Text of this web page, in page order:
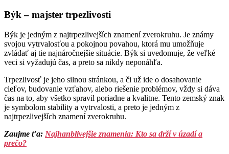
Býk – majster trpezlivosti
Býk je jedným z najtrpezlivejších znamení zverokruhu. Je známy
svojou vytrvalosťou a pokojnou povahou, ktorá mu umožňuje
zvládať aj tie najnáročnejšie situácie. Býk si uvedomuje, že veľké
veci si vyžadujú čas, a preto sa nikdy neponáhľa.
Trpezlivosť je jeho silnou stránkou, a či už ide o dosahovanie
cieľov, budovanie vzťahov, alebo riešenie problémov, vždy si dáva
čas na to, aby všetko spravil poriadne a kvalitne. Tento zemský znak
je symbolom stability a vytrvalosti, a preto je jedným z
najtrpezlivejších znamení zverokruhu.
Zaujme ťa: Najhanblivejšie znamenia: Kto sa drží v úzadí a
prečo?